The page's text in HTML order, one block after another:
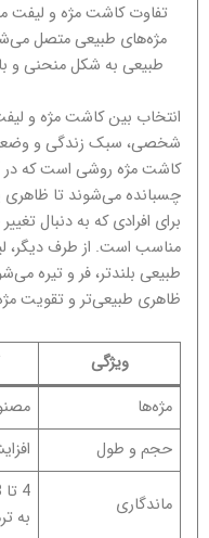
تفاوت کاشت مژه و لیفت
مژه‌های طبیعی متصل
طبیعی به شکل منحنی و
انتخاب بین کاشت مژه و
شخصی، سبک زندگی و
کاشت مژه روشی است که در
چسبانده می‌شوند تا ظاهری
برای افرادی که به دنبال
مناسب است. از طرف دیگر،
طبیعی بلندتر، فر و تیره
ظاهری طبیعی‌تر و تقویت
ویژگی
مژه‌ها
حجم و طول
ماندگاری
به